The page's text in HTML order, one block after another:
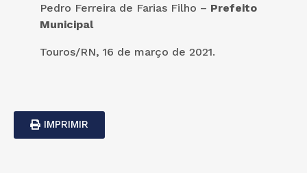
Pedro Ferreira de Farias Filho – Prefeito
Municipal
Touros/RN, 16 de março de 2021.
IMPRIMIR